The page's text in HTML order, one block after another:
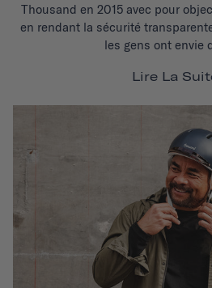
Thousand en 2015 avec pour
en rendant la sécurité
les gens ont envie
Lire La